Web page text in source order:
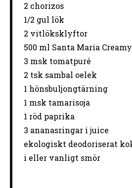
2 chorizos
1/2 gul lök
2 vitlöksklyftor
500 ml Santa Maria
3 msk tomatpuré
2 tsk sambal oelek
1 hönsbuljongtärning
1 msk tamarisoja
1 röd paprika
3 ananasringar i juice
ekologiskt deodoriserat
i eller vanligt smör